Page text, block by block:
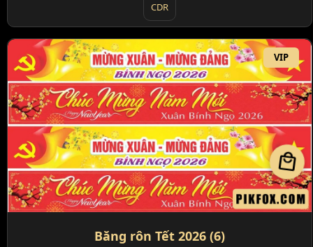
CDR
VIP
Băng rôn Tết 2026 (6)
local_mall